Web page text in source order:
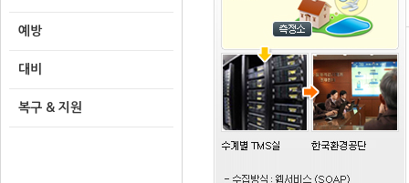
예방
대비
복구 & 지원